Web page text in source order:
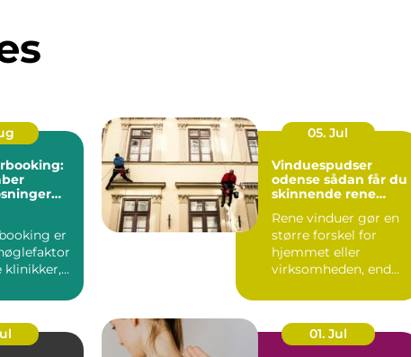
er
klinikker,
05. Jul
Vinduespudser
odense sådan får du
skinnende rene
Rene vinduer gør en
større forskel for
hjemmet eller
virksomheden, end
Lysindfaldet bliv...
01. Jul